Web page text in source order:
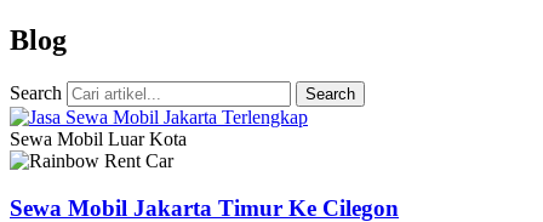
Blog
Search Search
Sewa Mobil Luar Kota
Sewa Mobil Jakarta Timur Ke Cilegon